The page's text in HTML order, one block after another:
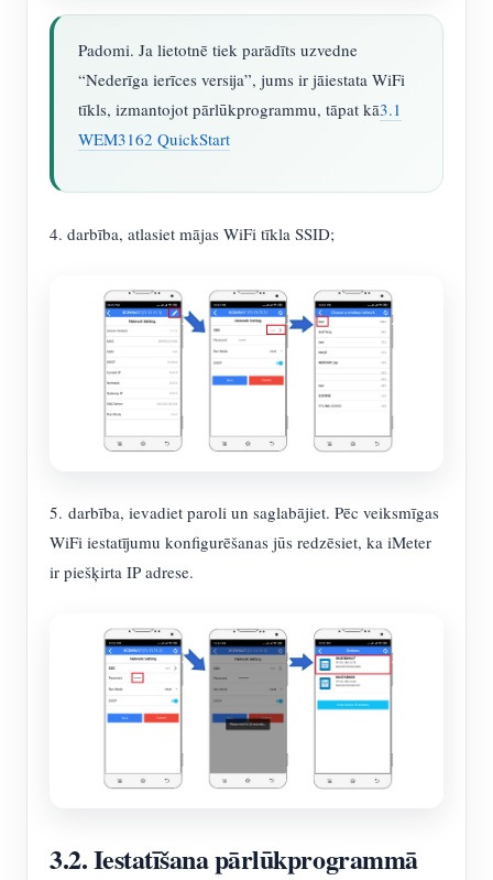
Padomi. Ja lietotnē tiek parādīts uzvedne
“Nederīga ierīces versija”, jums ir jāiestata WiFi
tīkls, izmantojot pārlūkprogrammu, tāpat kā3.1
WEM3162 QuickStart
4. darbība, atlasiet mājas WiFi tīkla SSID;
5. darbība, ievadiet paroli un saglabājiet. Pēc veiksmīgas
WiFi iestatījumu konfigurēšanas jūs redzēsiet, ka iMeter
ir piešķirta IP adrese.
3.2. Iestatīšana pārlūkprogrammā